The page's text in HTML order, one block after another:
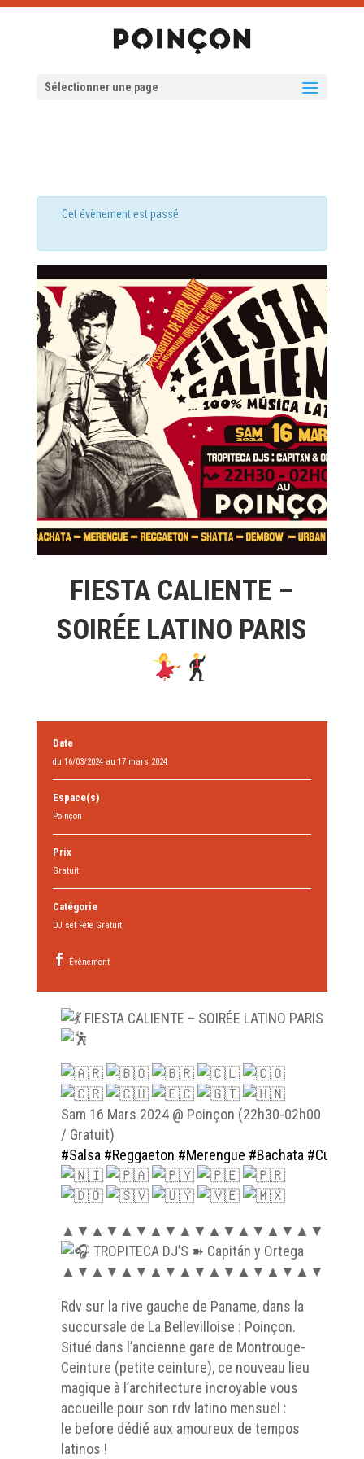
Sélectionner une page
Cet évènement est passé
FIESTA CALIENTE –
SOIRÉE LATINO PARIS
Date
du 16/03/2024 au 17 mars 2024
Espace(s)
Poinçon
Prix
Gratuit
Catégorie
DJ set Fête Gratuit
Évènement
FIESTA CALIENTE – SOIRÉE LATINO PARIS
Sam 16 Mars 2024 @ Poinçon (22h30-02h00
/ Gratuit)
#Salsa #Reggaeton #Merengue #Bachata #Cumbia
TROPITECA DJ’S ➽ Capitán y Ortega
Rdv sur la rive gauche de Paname, dans la
succursale de La Bellevilloise : Poinçon.
Situé dans l’ancienne gare de Montrouge-
Ceinture (petite ceinture), ce nouveau lieu
magique à l’architecture incroyable vous
accueille pour son rdv latino mensuel :
le before dédié aux amoureux de tempos
latinos !